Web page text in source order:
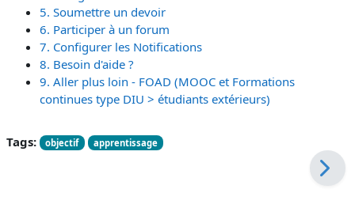
5. Soumettre un devoir
6. Participer à un forum
7. Configurer les Notifications
8. Besoin d'aide ?
9. Aller plus loin - FOAD (MOOC et Formations
continues type DIU > étudiants extérieurs)
Tags: objectif apprentissage